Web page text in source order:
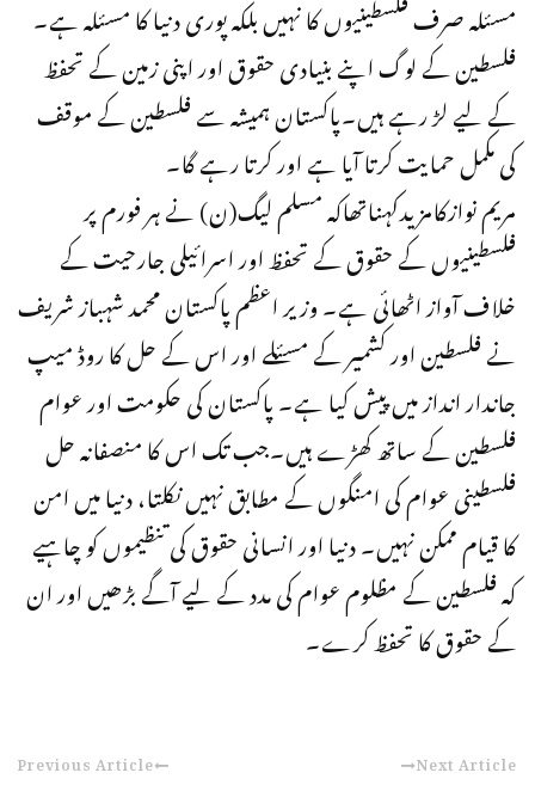
مسئلہ صرف فلسطینیوں کا نہیں بلکہ پوری دنیا کا مسئلہ ہے۔
فلسطین کے لوگ اپنے بنیادی حقوق اور اپنی زمین کے تحفظ
کے لیے لڑ رہے ہیں۔پاکستان ہمیشہ سے فلسطین کے موقف
کی مکمل حمایت کرتا آیا ہے اور کرتا رہے گا۔
مریم نوازکامزیدکہناتھاکہ مسلم لیگ(ن) نے ہر فورم پر
فلسطینیوں کے حقوق کے تحفظ اور اسرائیلی جارحیت کے
خلاف آواز اٹھائی ہے۔ وزیر اعظم پاکستان محمد شہباز شریف
نے فلسطین اور کشمیر کے مسئلے اور اس کے حل کا روڈ میپ
جاندار انداز میں پیش کیا ہے۔ پاکستان کی حکومت اور عوام
فلسطین کے ساتھ کھڑے ہیں۔جب تک اس کا منصفانہ حل
فلسطینی عوام کی امنگوں کے مطابق نہیں نکلتا، دنیا میں امن
کا قیام ممکن نہیں۔ دنیا اور انسانی حقوق کی تنظیموں کو چاہیے
کہ فلسطین کے مظلوم عوام کی مدد کے لیے آگے بڑھیں اور ان
کے حقوق کا تحفظ کرے۔
Previous Article Next Article